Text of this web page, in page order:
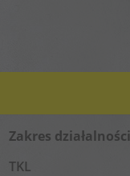
Zakres działalności
TKL